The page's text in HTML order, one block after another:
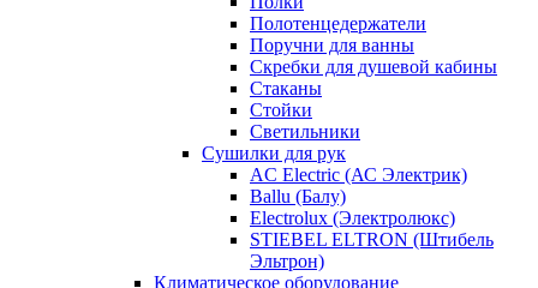
Полотенцедержатели
Поручни для ванны
Скребки для душевой кабины
Стаканы
Стойки
Светильники
Сушилки для рук
AC Electric (АС Электрик)
Ballu (Балу)
Electrolux (Электролюкс)
STIEBEL ELTRON (Штибель
Эльтрон)
Климатическое оборудование